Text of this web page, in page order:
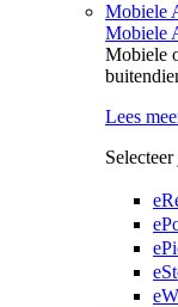
Mobiele
Mobiele
Mobiele
Lees